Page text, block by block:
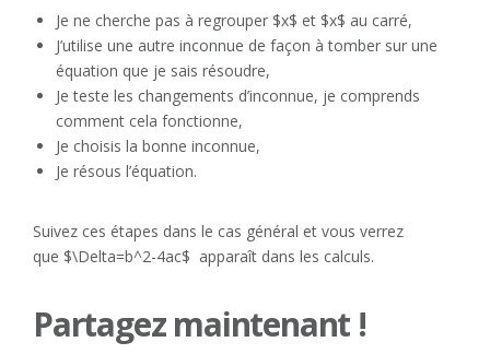
Je ne cherche pas à regrouper $x$ et $x$ au carré,
J’utilise une autre inconnue de façon à tomber sur une
équation que je sais résoudre,
Je teste les changements d’inconnue, je comprends
comment cela fonctionne,
Je choisis la bonne inconnue,
Je résous l’équation.
Suivez ces étapes dans le cas général et vous verrez
que $\Delta=b^2-4ac$ apparaît dans les calculs.
Partagez maintenant !